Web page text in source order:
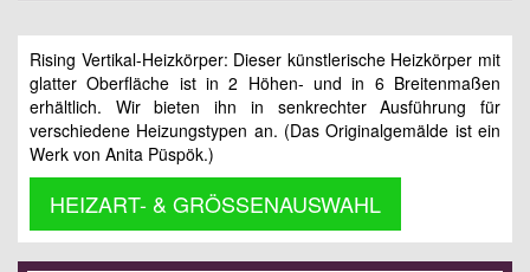
Rising Vertikal-Heizkörper: Dieser künstlerische Heizkörper mit
glatter Oberfläche ist in 2 Höhen- und in 6 Breitenmaßen
erhältlich. Wir bieten ihn in senkrechter Ausführung für
verschiedene Heizungstypen an. (Das Originalgemälde ist ein
Werk von Anita Püspök.)
HEIZART- & GRÖSSENAUSWAHL